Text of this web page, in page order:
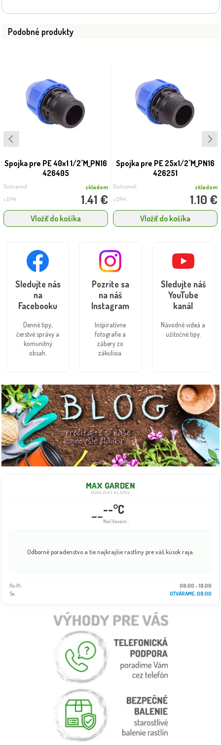
MAX GARDEN
DUNAJSKÝ KLÁTOV
----°C
Načítavam...
Odborné poradenstvo a tie najkrajšie rastliny pre váš kúsok raja.
Po-Pi:
08:00 - 18:00
So:
OTVÁRAME: 08:00
Podobné produkty
Spojka pre PE 40x1 1/2''M_PN16
426405
Dostupnosť: skladom
s DPH 1.41 €
Vložiť do košíka
Spojka pre PE 25x1/2''M_PN16
426251
Dostupnosť: skladom
s DPH 1.10 €
Vložiť do košíka
Sledujte nás
na
Facebooku
Denné tipy,
čerstvé správy a
komunitný
obsah.
Pozrite sa
na náš
Instagram
Inšpiratívne
fotografie a
zábery zo
zákulisia.
Sledujte náš
YouTube
kanál
Návodné videá a
užitočné tipy.